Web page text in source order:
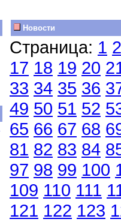
Новости
Страница: 1 2
17 18 19 20
33 34 35 36
49 50 51 52
65 66 67 68
81 82 83 84
97 98 99 100
109 110 111
121 122 123